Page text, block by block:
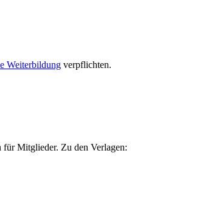
Weiterbildung verpflichten.
Mitglieder. Zu den Verlagen: